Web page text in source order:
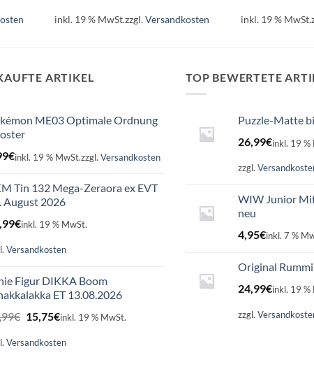
inkl. 19 % MwSt.zzgl.Versandkosten inkl. 19 % MwSt.
ARTIKEL
ME03 Optimale Ordnung
€inkl. 19 % MwSt.zzgl. Versandkosten
Tin 132 Mega-Zeraora ex EVT
August 2026
€inkl. 19 % MwSt.
Versandkosten
Figur DIKKA Boom
ET 13.08.2026
€ Ursprünglicher
Preis
war:
15,75€Aktueller
ist:
inkl. 19 % MwSt.
Versandkosten
TOP BEWERTETE
Puzzle-Matte
26,99€inkl. 19 %
zzgl.
WIW Junior
neu
4,95€inkl. 7 %
Original
24,99€inkl. 19 %
zzgl.